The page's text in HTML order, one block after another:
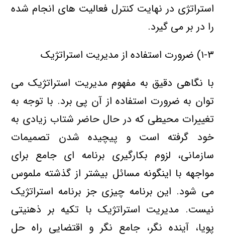
استراتژی در نهایت کنترل فعالیت های انجام شده
را در بر می گیرد.
۱-۳) ضرورت استفاده از مدیریت استراتژیک
با نگاهی دقیق به مفهوم مدیریت استراتژیک می
توان به ضرورت استفاده از آن پی برد. با توجه به
تغییرات محیطی که در حال حاضر شتاب زیادی به
خود گرفته است و پیچیده شدن تصمیمات
سازمانی، لزوم بکارگیری برنامه ای جامع برای
مواجهه با اینگونه مسائل بیشتر از گذشته ملموس
می شود. این برنامه چیزی جز برنامه استراتژیک
نیست. مدیریت استراتژیک با تکیه بر ذهنیتی
پویا، آینده نگر، جامع نگر و اقتضایی راه حل